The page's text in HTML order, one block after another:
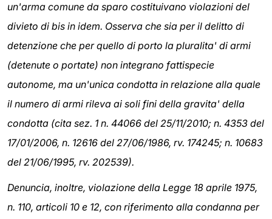
un'arma comune da sparo costituivano violazioni del
divieto di bis in idem. Osserva che sia per il delitto di
detenzione che per quello di porto la pluralita' di armi
(detenute o portate) non integrano fattispecie
autonome, ma un'unica condotta in relazione alla quale
il numero di armi rileva ai soli fini della gravita' della
condotta (cita sez. 1 n. 44066 del 25/11/2010; n. 4353 del
17/01/2006, n. 12616 del 27/06/1986, rv. 174245; n. 10683
del 21/06/1995, rv. 202539).
Denuncia, inoltre, violazione della Legge 18 aprile 1975,
n. 110, articoli 10 e 12, con riferimento alla condanna per